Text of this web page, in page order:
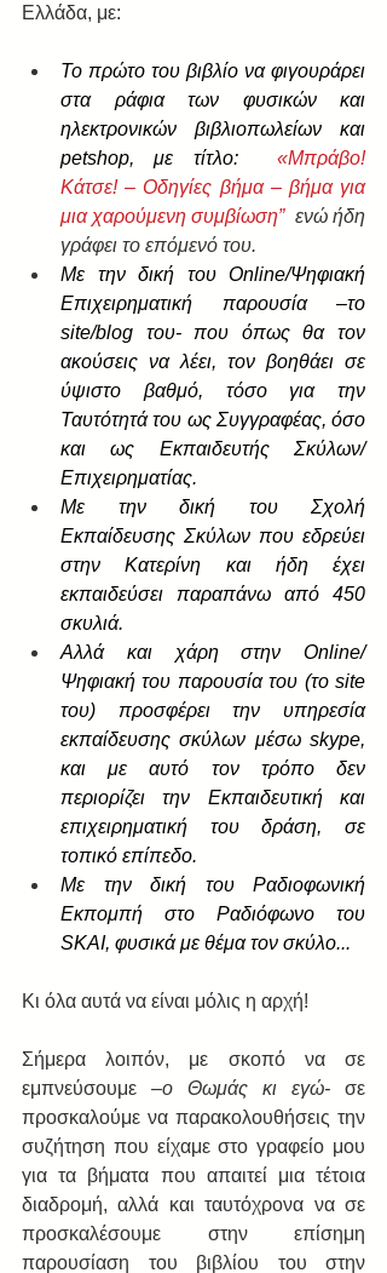
Ελλάδα, με:
To πρώτο του βιβλίο να φιγουράρει
στα ράφια των φυσικών και
ηλεκτρονικών βιβλιοπωλείων και
petshop, με τίτλο: «Μπράβο!
Κάτσε! – Οδηγίες βήμα – βήμα για
μια χαρούμενη συμβίωση” ενώ ήδη
γράφει το επόμενό του.
Με την δική του Online/Ψηφιακή
Επιχειρηματική παρουσία –το
site/blog του- που όπως θα τον
ακούσεις να λέει, τον βοηθάει σε
ύψιστο βαθμό, τόσο για την
Ταυτότητά του ως Συγγραφέας, όσο
και ως Εκπαιδευτής Σκύλων/
Επιχειρηματίας.
Με την δική του Σχολή
Εκπαίδευσης Σκύλων που εδρεύει
στην Κατερίνη και ήδη έχει
εκπαιδεύσει παραπάνω από 450
σκυλιά.
Αλλά και χάρη στην Online/
Ψηφιακή του παρουσία του (το site
του) προσφέρει την υπηρεσία
εκπαίδευσης σκύλων μέσω skype,
και με αυτό τον τρόπο δεν
περιορίζει την Εκπαιδευτική και
επιχειρηματική του δράση, σε
τοπικό επίπεδο.
Με την δική του Ραδιοφωνική
Εκπομπή στο Ραδιόφωνο του
SKAI, φυσικά με θέμα τον σκύλο...
Κι όλα αυτά να είναι μόλις η αρχή!
Σήμερα λοιπόν, με σκοπό να σε
εμπνεύσουμε –ο Θωμάς κι εγώ- σε
προσκαλούμε να παρακολουθήσεις την
συζήτηση που είχαμε στο γραφείο μου
για τα βήματα που απαιτεί μια τέτοια
διαδρομή, αλλά και ταυτόχρονα να σε
προσκαλέσουμε στην επίσημη